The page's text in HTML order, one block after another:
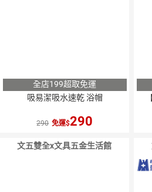
全店199超取免運
吸易潔吸水速乾 浴帽
290 免運 290
文五雙全x文具五金生活館